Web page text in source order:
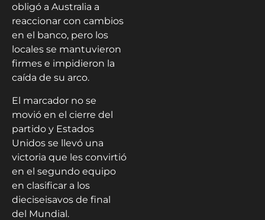
obligó a Australia a
reaccionar con cambios
en el banco, pero los
locales se mantuvieron
firmes e impidieron la
caída de su arco.
El marcador no se
movió en el cierre del
partido y Estados
Unidos se llevó una
victoria que les convirtió
en el segundo equipo
en clasificar a los
dieciseisavos de final
del Mundial.